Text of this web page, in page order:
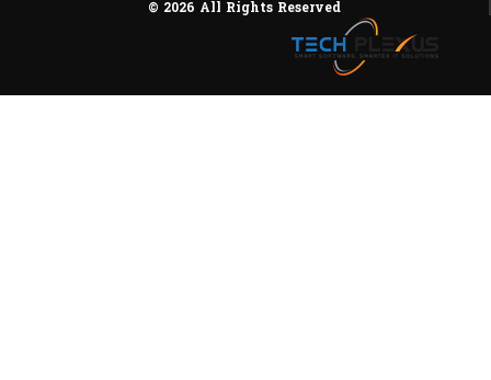
© 2026 All Rights Reserved